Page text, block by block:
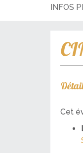
INFOS
Cet